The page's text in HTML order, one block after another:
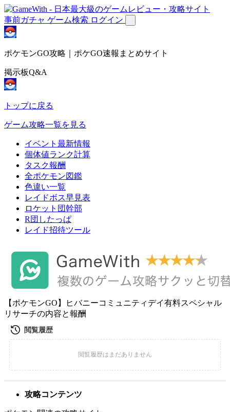
事前ガチャ ゲーム検索 ログイン
ポケモンGO攻略｜ポケGO速報まとめサイト
掲示板Q&A
トップに戻る
ゲーム攻略一覧を見る
イベント最新情報
個体値ランク計算
タスク報酬
全ポケモン図鑑
色違い一覧
レイドボス早見表
ロケット団幹部
R団したっぱ
レイド招待ツール
【ポケモンGO】ヒバニーコミュニティデイ有料スペシャル
リサーチの内容と報酬
攻略コンテンツ